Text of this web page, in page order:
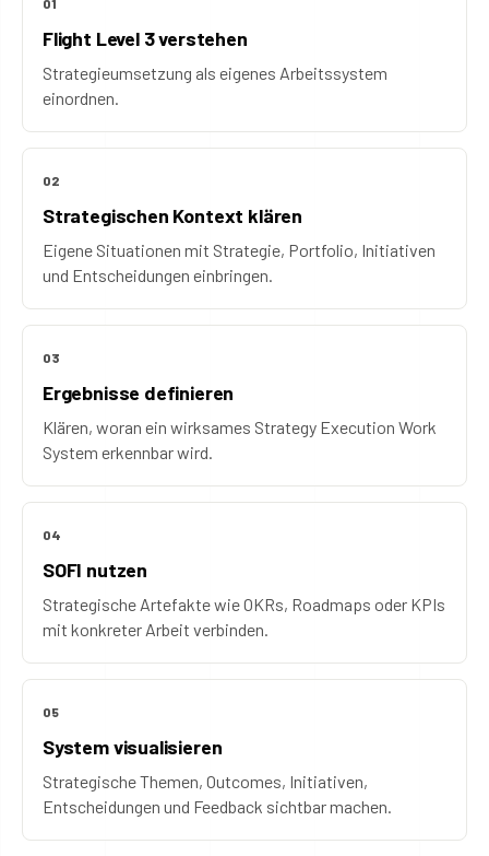
01
Flight Level 3 verstehen
Strategieumsetzung als eigenes Arbeitssystem
einordnen.
02
Strategischen Kontext klären
Eigene Situationen mit Strategie, Portfolio, Initiativen
und Entscheidungen einbringen.
03
Ergebnisse definieren
Klären, woran ein wirksames Strategy Execution Work
System erkennbar wird.
04
SOFI nutzen
Strategische Artefakte wie OKRs, Roadmaps oder KPIs
mit konkreter Arbeit verbinden.
05
System visualisieren
Strategische Themen, Outcomes, Initiativen,
Entscheidungen und Feedback sichtbar machen.